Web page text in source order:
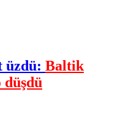
üzdü: Baltik